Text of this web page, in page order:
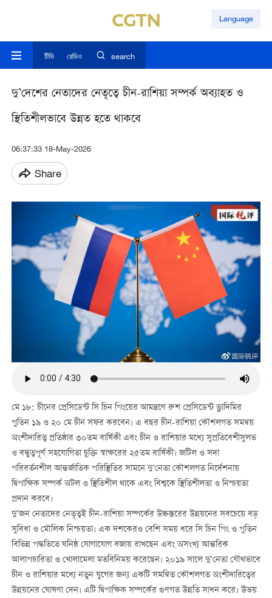
Language
টিভি রেডিও search
দু’দেশের নেতাদের নেতৃত্বে চীন-রাশিয়া সম্পর্ক অব্যাহত ও
স্থিতিশীলভাবে উন্নত হতে থাকবে
06:37:33 18-May-2026
Share
মে ১৮: চীনের প্রেসিডেন্ট সি চিন পিংয়ের আমন্ত্রণে রুশ প্রেসিডেন্ট ভ্লাদিমির
পুতিন ১৯ ও ২০ মে চীন সফর করবেন। এ বছর চীন-রাশিয়া কৌশলগত সমন্বয়
অংশীদারিত্ব প্রতিষ্ঠার ৩০তম বার্ষিকী এবং চীন ও রাশিয়ার মধ্যে সুপ্রতিবেশীসুলভ
ও বন্ধুত্বপূর্ণ সহযোগিতা চুক্তি স্বাক্ষরের ২৫তম বার্ষিকী। জটিল ও সদা
পরিবর্তনশীল আন্তর্জাতিক পরিস্থিতির সামনে দু’নেতা কৌশলগত নির্দেশনায়
দ্বিপাক্ষিক সম্পর্ক অটল ও স্থিতিশীল থাকে এবং বিশ্বকে স্থিতিশীলতা ও নিশ্চয়তা
প্রদান করবে।
দু’জন নেতাদের নেতৃত্বই চীন-রাশিয়া সম্পর্কের উচ্চস্তরের উন্নয়নের সবচেয়ে বড়
সুবিধা ও মৌলিক নিশ্চয়তা। এক দশকেরও বেশি সময় ধরে সি চিন পিং ও পুতিন
বিভিন্ন পদ্ধতিতে ঘনিষ্ঠ যোগাযোগ বজায় রাখছেন এবং অসংখ্য আন্তরিক
আলাপচারিতা ও খোলামেলা মতবিনিময় করেছেন। ২০১৯ সালে দু’নেতা যৌথভাবে
চীন ও রাশিয়ার মধ্যে নতুন যুগের জন্য একটি সমন্বিত কৌশলগত অংশীদারিত্বের
উন্নয়নের ঘোষণা দেন। এটি দ্বিপাক্ষিক সম্পর্কের গুণগত উন্নতি সাধন করে। উভয়